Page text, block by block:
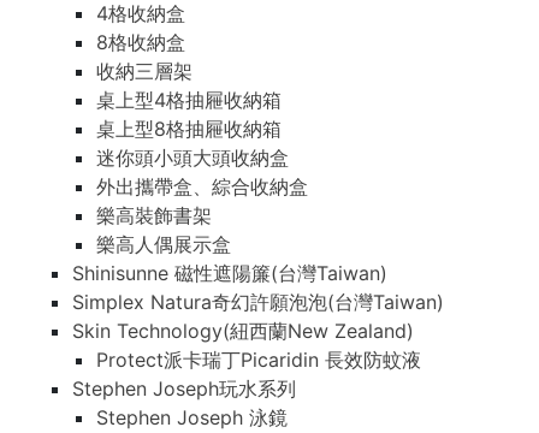
4格收納盒
8格收納盒
收納三層架
桌上型4格抽屜收納箱
桌上型8格抽屜收納箱
迷你頭小頭大頭收納盒
外出攜帶盒、綜合收納盒
樂高裝飾書架
樂高人偶展示盒
Shinisunne 磁性遮陽簾(台灣Taiwan)
Simplex Natura奇幻許願泡泡(台灣Taiwan)
Skin Technology(紐西蘭New Zealand)
Protect派卡瑞丁Picaridin 長效防蚊液
Stephen Joseph玩水系列
Stephen Joseph 泳鏡